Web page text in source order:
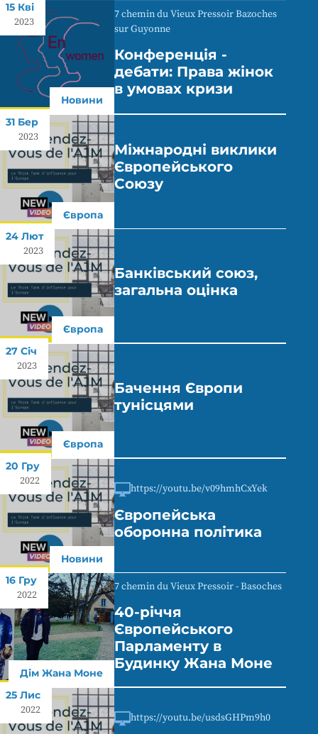
15 Кві
2023
Новини
7 chemin du Vieux Pressoir Bazoches
sur Guyonne
Конференція -
дебати: Права жінок
в умовах кризи
31 Бер
2023
Європа
Міжнародні виклики
Європейського
Союзу
24 Лют
2023
Європа
Банківський союз,
загальна оцінка
27 Січ
2023
Європа
Бачення Європи
тунісцями
20 Гру
2022
Новини
https://youtu.be/v09hmhCxYek
Європейська
оборонна політика
16 Гру
2022
Дім Жана Моне
7 chemin du Vieux Pressoir - Basoches
40-річчя
Європейського
Парламенту в
Будинку Жана Моне
25 Лис
2022
https://youtu.be/usdsGHPm9h0